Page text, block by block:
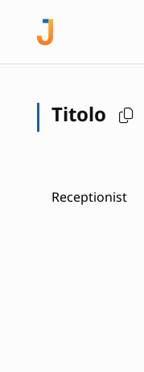
Titolo
Receptionist